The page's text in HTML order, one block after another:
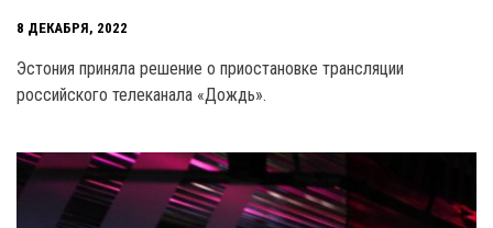
8 ДЕКАБРЯ, 2022
Эстония приняла решение о приостановке трансляции
российского телеканала «Дождь».